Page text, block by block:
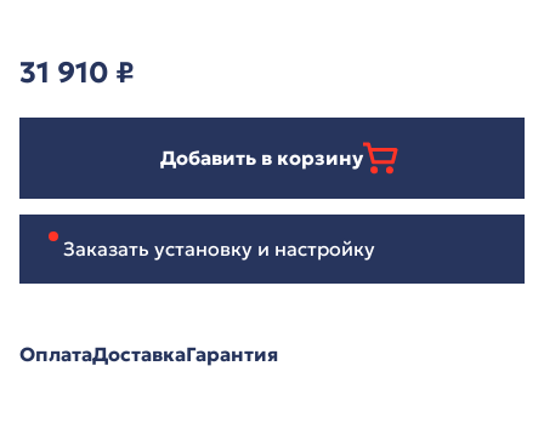
31 910 ₽
Добавить в корзину
Заказать установку и настройку
ОплатаДоставкаГарантия